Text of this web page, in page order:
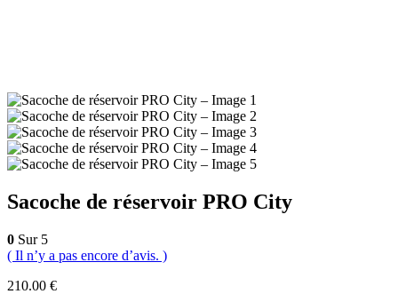
Sacoche de réservoir PRO City
0 Sur 5
( Il n’y a pas encore d’avis. )
210.00 €